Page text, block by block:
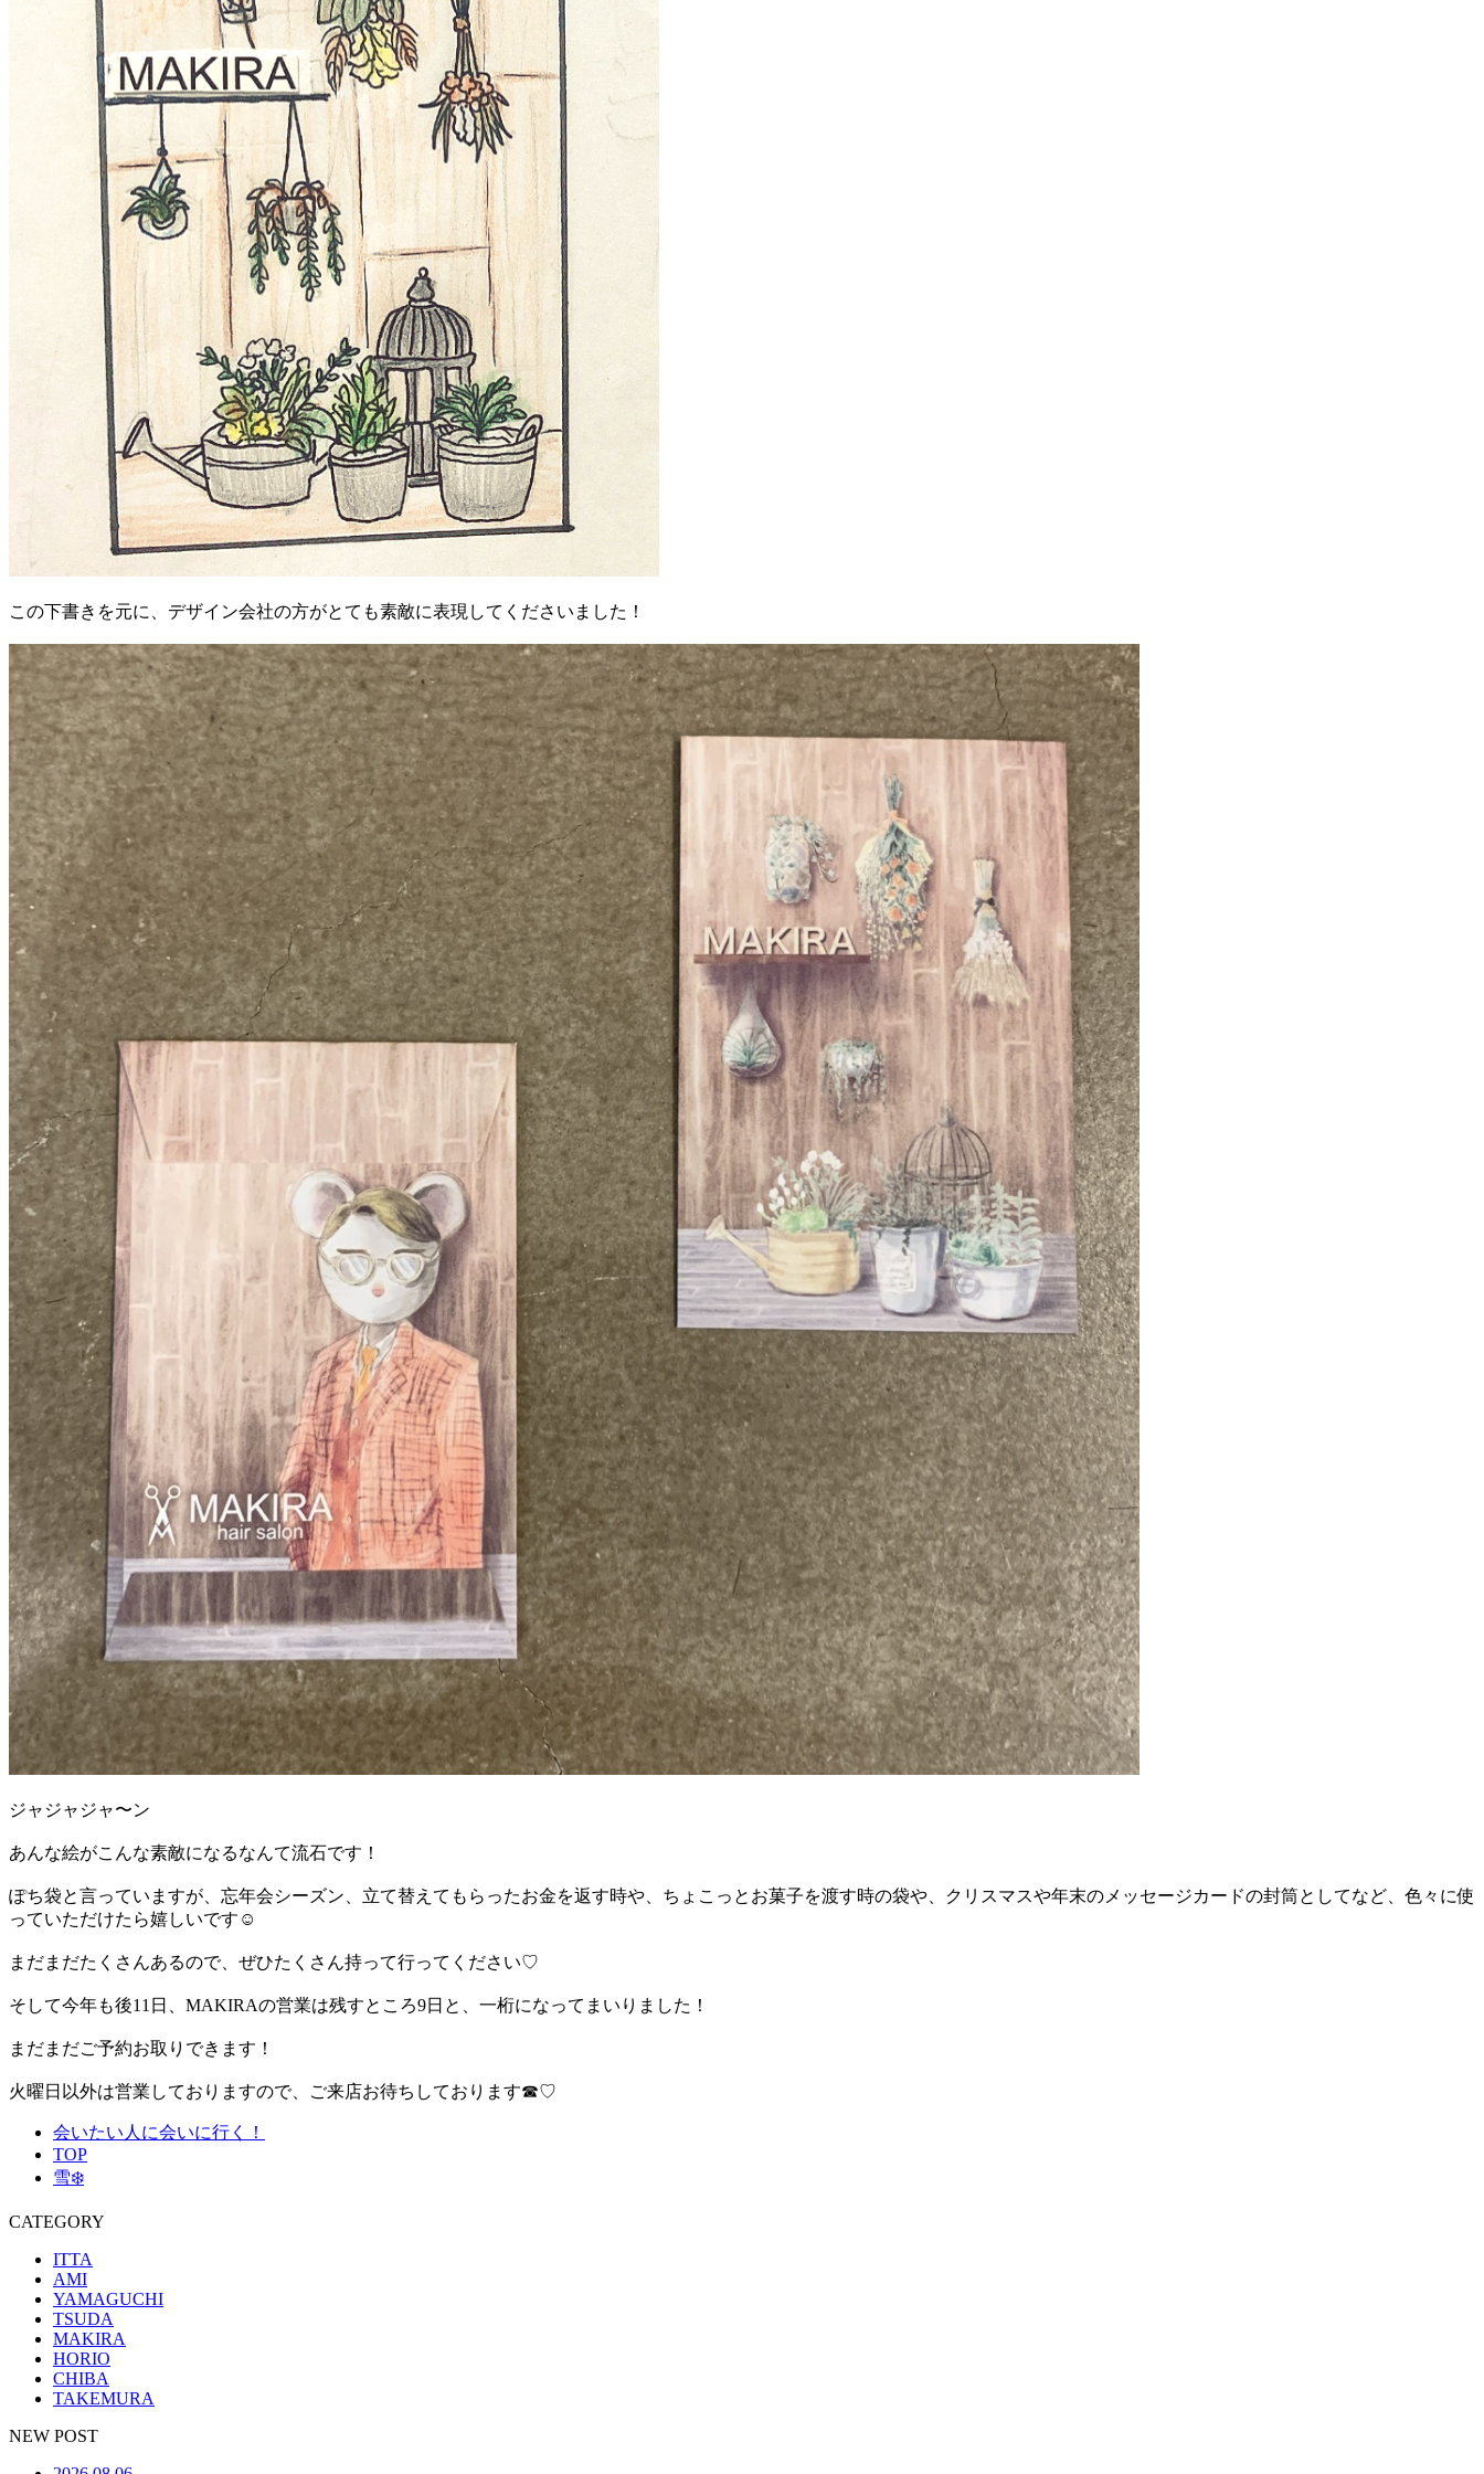
この下書きを元に、デザイン会社の方がとても素敵に表現してくださいました！
ジャジャジャ〜ン
あんな絵がこんな素敵になるなんて流石です！
ぽち袋と言っていますが、忘年会シーズン、立て替えてもらったお金を返す時や、ちょこっとお菓子を渡す時の袋や、クリスマスや年末のメッセージカードの封筒としてなど、色々に使
っていただけたら嬉しいです☺︎
まだまだたくさんあるので、ぜひたくさん持って行ってください♡
そして今年も後11日、MAKIRAの営業は残すところ9日と、一桁になってまいりました！
まだまだご予約お取りできます！
火曜日以外は営業しておりますので、ご来店お待ちしております☎︎♡
会いたい人に会いに行く！
TOP
雪❄️
CATEGORY
ITTA
AMI
YAMAGUCHI
TSUDA
MAKIRA
HORIO
CHIBA
TAKEMURA
NEW POST